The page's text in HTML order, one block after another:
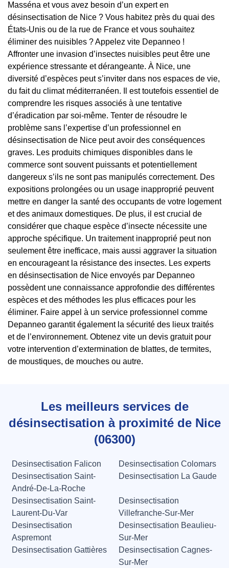
Masséna et vous avez besoin d’un expert en
désinsectisation de Nice ? Vous habitez près du quai des
États-Unis ou de la rue de France et vous souhaitez
éliminer des nuisibles ? Appelez vite Depanneo !
Affronter une invasion d’insectes nuisibles peut être une
expérience stressante et dérangeante. À Nice, une
diversité d’espèces peut s’inviter dans nos espaces de vie,
du fait du climat méditerranéen. Il est toutefois essentiel de
comprendre les risques associés à une tentative
d’éradication par soi-même. Tenter de résoudre le
problème sans l’expertise d’un professionnel en
désinsectisation de Nice peut avoir des conséquences
graves. Les produits chimiques disponibles dans le
commerce sont souvent puissants et potentiellement
dangereux s’ils ne sont pas manipulés correctement. Des
expositions prolongées ou un usage inapproprié peuvent
mettre en danger la santé des occupants de votre logement
et des animaux domestiques. De plus, il est crucial de
considérer que chaque espèce d’insecte nécessite une
approche spécifique. Un traitement inapproprié peut non
seulement être inefficace, mais aussi aggraver la situation
en encourageant la résistance des insectes. Les experts
en désinsectisation de Nice envoyés par Depanneo
possèdent une connaissance approfondie des différentes
espèces et des méthodes les plus efficaces pour les
éliminer. Faire appel à un service professionnel comme
Depanneo garantit également la sécurité des lieux traités
et de l’environnement. Obtenez vite un devis gratuit pour
votre intervention d’extermination de blattes, de termites,
de moustiques, de mouches ou autre.
Les meilleurs services de
désinsectisation à proximité de Nice
(06300)
Desinsectisation Falicon
Desinsectisation Colomars
Desinsectisation Saint-
André-De-La-Roche
Desinsectisation La Gaude
Desinsectisation Saint-
Laurent-Du-Var
Desinsectisation
Villefranche-Sur-Mer
Desinsectisation
Aspremont
Desinsectisation Beaulieu-
Sur-Mer
Desinsectisation Gattières
Desinsectisation Cagnes-
Sur-Mer